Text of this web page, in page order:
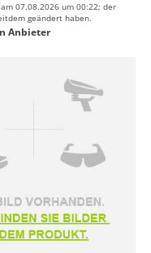
07.08.2026 um 00:22; der
geändert haben.
Anbieter